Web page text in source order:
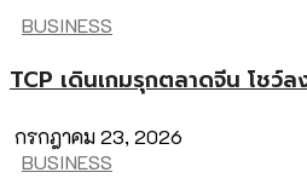
BUSINESS
TCP เดินเกมรุกตลาดจีน โชว์
กรกฎาคม 23, 2026
BUSINESS